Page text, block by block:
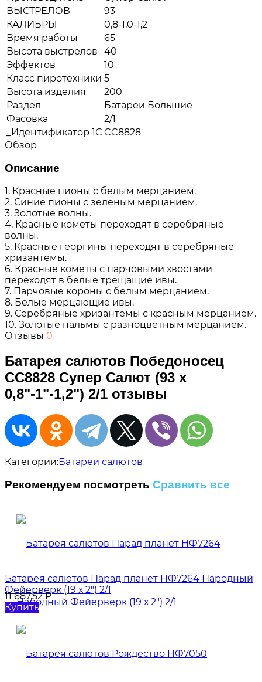
ВЫСТРЕЛОВ
93
КАЛИБРЫ
0,8-1,0-1,2
Время работы
65
Высота выстрелов
40
Эффектов
10
Класс пиротехники 5
Высота изделия
200
Раздел
Батареи Большие
Фасовка
2/1
_Идентификатор 1С CC8828
Обзор
Описание
1. Красные пионы с белым мерцанием.
2. Синие пионы с зеленым мерцанием.
3. Золотые волны.
4. Красные кометы переходят в серебряные
волны.
5. Красные георгины переходят в серебряные
хризантемы.
6. Красные кометы с парчовыми хвостами
переходят в белые трещащие ивы.
7. Парчовые короны с белым мерцанием.
8. Белые мерцающие ивы.
9. Серебряные хризантемы с красным мерцанием.
10. Золотые пальмы с разноцветным мерцанием.
Отзывы 0
Батарея салютов Победоносец
CC8828 Супер Салют (93 х
0,8"-1"-1,2") 2/1 отзывы
Категории:Батареи салютов
Рекомендуем посмотреть Сравнить все
Батарея салютов Парад планет НФ7264 Народный
Фейерверк (19 х 2") 2/1
11 687,52Р
Купить